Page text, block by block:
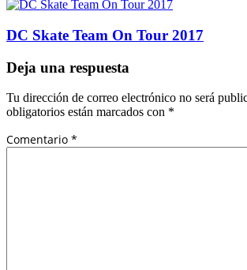
DC Skate Team On Tour 2017
Deja una respuesta
Tu dirección de correo electrónico no será
obligatorios están marcados con *
Comentario *